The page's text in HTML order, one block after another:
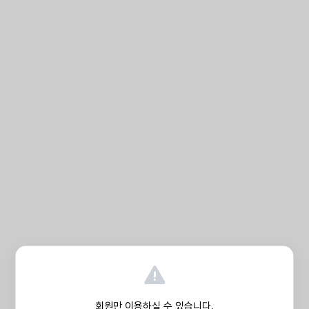
회원만 이용하실 수 있습니다.